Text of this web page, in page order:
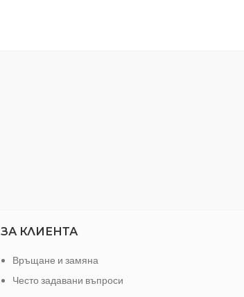
ЗА КЛИЕНТА
Връщане и замяна
Често задавани въпроси